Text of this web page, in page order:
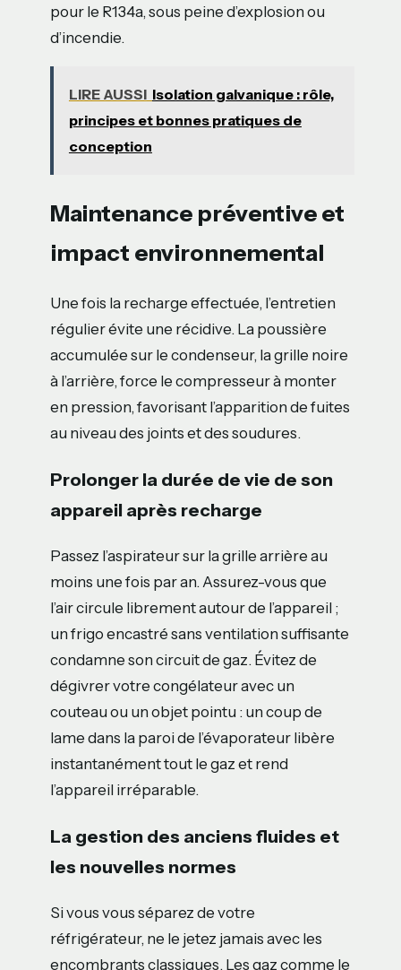
pour le R134a, sous peine d’explosion ou
d’incendie.
LIRE AUSSI Isolation galvanique : rôle,
principes et bonnes pratiques de
conception
Maintenance préventive et
impact environnemental
Une fois la recharge effectuée, l’entretien
régulier évite une récidive. La poussière
accumulée sur le condenseur, la grille noire
à l’arrière, force le compresseur à monter
en pression, favorisant l’apparition de fuites
au niveau des joints et des soudures.
Prolonger la durée de vie de son
appareil après recharge
Passez l’aspirateur sur la grille arrière au
moins une fois par an. Assurez-vous que
l’air circule librement autour de l’appareil ;
un frigo encastré sans ventilation suffisante
condamne son circuit de gaz. Évitez de
dégivrer votre congélateur avec un
couteau ou un objet pointu : un coup de
lame dans la paroi de l’évaporateur libère
instantanément tout le gaz et rend
l’appareil irréparable.
La gestion des anciens fluides et
les nouvelles normes
Si vous vous séparez de votre
réfrigérateur, ne le jetez jamais avec les
encombrants classiques. Les gaz comme le